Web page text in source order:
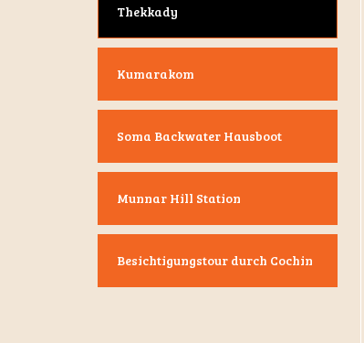
Thekkady
Kumarakom
Soma Backwater Hausboot
Munnar Hill Station
Besichtigungstour durch Cochin